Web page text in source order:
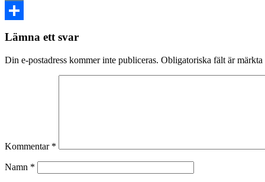
VK
Lämna ett svar
Din e-postadress kommer inte publiceras. Obligatoriska fält är märkta
Kommentar *
Namn *